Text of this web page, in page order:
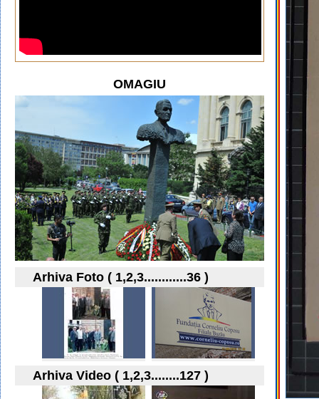
OMAGIU
Arhiva Foto ( 1,2,3............36 )
Arhiva Video ( 1,2,3........127 )